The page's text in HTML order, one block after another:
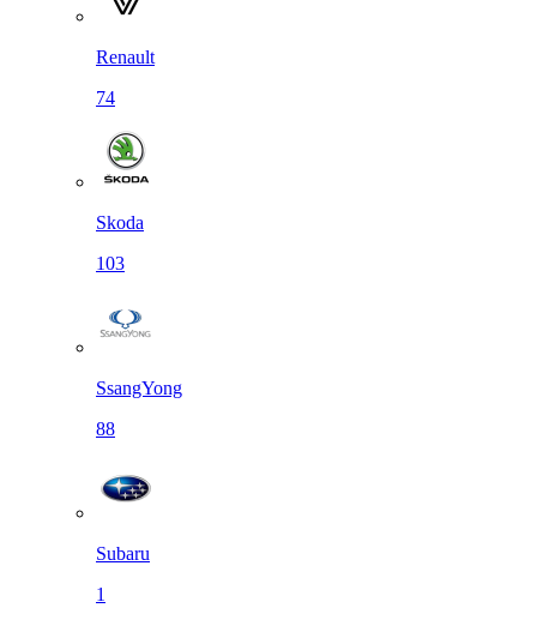
Renault
74
Skoda
103
SsangYong
88
Subaru
1